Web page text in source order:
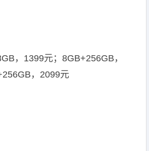
，1399元；8GB+256GB，
，2099元